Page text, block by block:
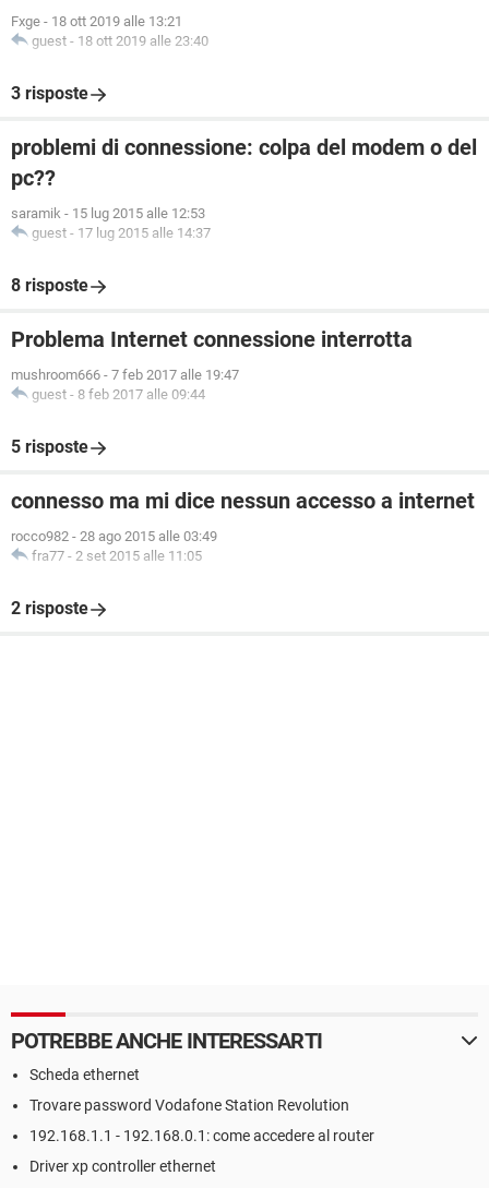
Fxge - 18 ott 2019 alle 13:21
guest - 18 ott 2019 alle 23:40
3 risposte
problemi di connessione: colpa del modem o del
pc??
saramik - 15 lug 2015 alle 12:53
guest - 17 lug 2015 alle 14:37
8 risposte
Problema Internet connessione interrotta
mushroom666 - 7 feb 2017 alle 19:47
guest - 8 feb 2017 alle 09:44
5 risposte
connesso ma mi dice nessun accesso a internet
rocco982 - 28 ago 2015 alle 03:49
fra77 - 2 set 2015 alle 11:05
2 risposte
POTREBBE ANCHE INTERESSARTI
Scheda ethernet
Trovare password Vodafone Station Revolution
192.168.1.1 - 192.168.0.1: come accedere al router
Driver xp controller ethernet